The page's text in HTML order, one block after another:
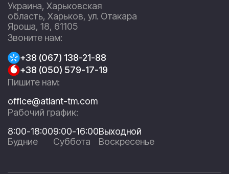
Украина, Харьковская
область, Харьков, ул. Отакара
Яроша, 18, 61105
Звоните нам:
+38 (067) 138-21-88
+38 (050) 579-17-19
Пишите нам:
office@atlant-tm.com
Рабочий график:
8:00-18:00
Будние
9:00-16:00
Суббота
Выходной
Воскресенье